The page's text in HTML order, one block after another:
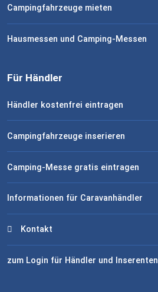
Campingfahrzeuge mieten
Hausmessen und Camping-Messen
Für Händler
Händler kostenfrei eintragen
Campingfahrzeuge inserieren
Camping-Messe gratis eintragen
Informationen für Caravanhändler
Kontakt
zum Login für Händler und Inserenten